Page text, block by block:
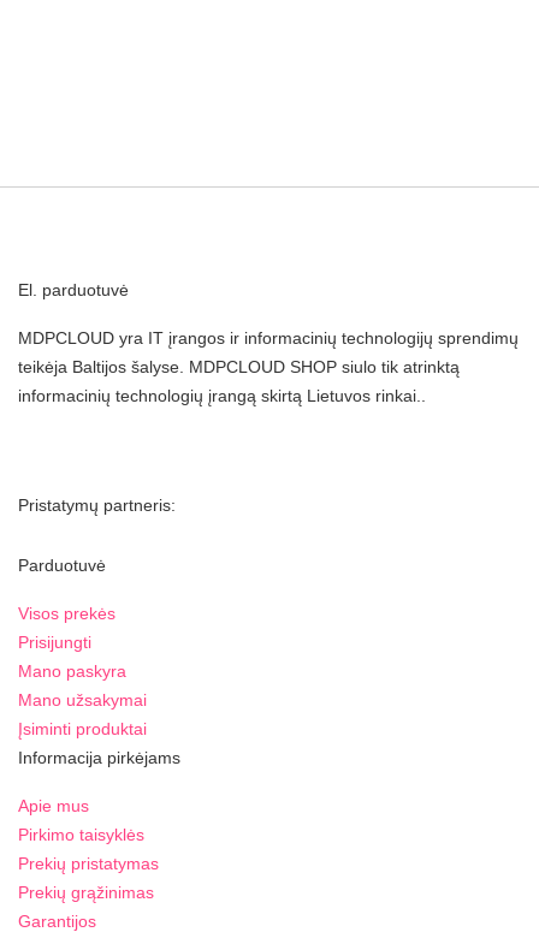
El. parduotuvė
MDPCLOUD yra IT įrangos ir informacinių technologijų sprendimų
teikėja Baltijos šalyse. MDPCLOUD SHOP siulo tik atrinktą
informacinių technologių įrangą skirtą Lietuvos rinkai..
Pristatymų partneris:
Parduotuvė
Visos prekės
Prisijungti
Mano paskyra
Mano užsakymai
Įsiminti produktai
Informacija pirkėjams
Apie mus
Pirkimo taisyklės
Prekių pristatymas
Prekių grąžinimas
Garantijos